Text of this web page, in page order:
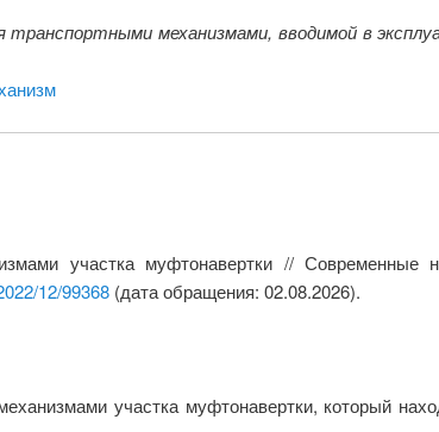
транспортными механизмами, вводимой в
участка муфтонавертки // Современные
12/99368(дата обращения: 02.08.2026).
участка муфтонавертки, который